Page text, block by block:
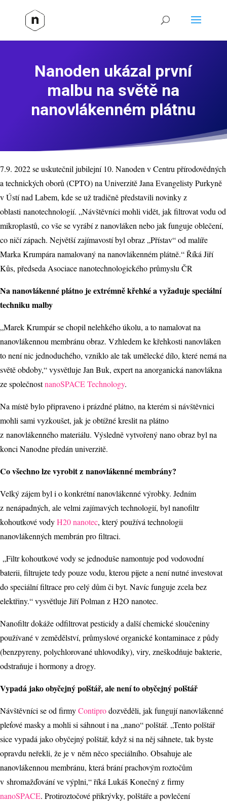
Nanoden ukázal první
malbu na světě na
nanovlákenném plátnu
7.9. 2022 se uskutečnil jubilejní 10. Nanoden v Centru přírodovědných
a technických oborů (CPTO) na Univerzitě Jana Evangelisty Purkyně
v Ústí nad Labem, kde se už tradičně představili novinky z
oblasti nanotechnologií. „Návštěvníci mohli vidět, jak filtrovat vodu od
mikroplastů, co vše se vyrábí z nanovláken nebo jak funguje oblečení,
co ničí zápach. Největší zajímavostí byl obraz „Přístav“ od malíře
Marka Krumpára namalovaný na nanovlákenném plátně.“ Říká Jiří
Kůs, předseda Asociace nanotechnologického průmyslu ČR
Na nanovlákenné plátno je extrémně křehké a vyžaduje speciální
techniku malby
„Marek Krumpár se chopil nelehkého úkolu, a to namalovat na
nanovlákennou membránu obraz. Vzhledem ke křehkosti nanovláken
to není nic jednoduchého, vzniklo ale tak umělecké dílo, které nemá na
světě obdoby,“ vysvětluje Jan Buk, expert na anorganická nanovlákna
ze společnostnanoSPACE Technology.
Na místě bylo připraveno i prázdné plátno, na kterém si návštěvnici
mohli sami vyzkoušet, jak je obtížné kreslit na plátno
z nanovlákenného materiálu. Výsledně vytvořený nano obraz byl na
konci Nanodne předán univerzitě.
Co všechno lze vyrobit z nanovlákenné membrány?
Velký zájem byl i o konkrétní nanovlákenné výrobky. Jedním
z nenápadných, ale velmi zajímavých technologií, byl nanofiltr
kohoutkové vodyH20 nanotec, který používá technologii
nanovlákenných membrán pro filtraci.
„Filtr kohoutkové vody se jednoduše namontuje pod vodovodní
baterii, filtrujete tedy pouze vodu, kterou pijete a není nutné investovat
do speciální filtrace pro celý dům či byt. Navíc funguje zcela bez
elektřiny.“ vysvětluje Jiří Polman z H2O nanotec.
Nanofiltr dokáže odfiltrovat pesticidy a další chemické sloučeniny
používané v zemědělství, průmyslové organické kontaminace z půdy
(benzpyreny, polychlorované uhlovodíky), viry, zneškodňuje bakterie,
odstraňuje i hormony a drogy.
Vypadá jako obyčejný polštář, ale není to obyčejný polštář
Návštěvníci se od firmyContiprodozvěděli, jak fungují nanovlákenné
pleťové masky a mohli si sáhnout i na „nano“ polštář. „Tento polštář
sice vypadá jako obyčejný polštář, když si na něj sáhnete, tak byste
opravdu neřekli, že je v něm něco speciálního. Obsahuje ale
nanovlákennou membránu, která brání prachovým roztočům
v shromažďování ve výplni,“ říká Lukáš Konečný z firmy
nanoSPACE. Protiroztočové přikrývky, polštáře a povlečení